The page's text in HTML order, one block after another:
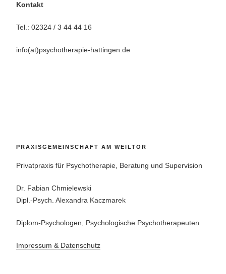
Kontakt
Tel.: 02324 / 3 44 44 16
info(at)psychotherapie-hattingen.de
PRAXISGEMEINSCHAFT AM WEILTOR
Privatpraxis für Psychotherapie, Beratung und Supervision
Dr. Fabian Chmielewski
Dipl.-Psych. Alexandra Kaczmarek
Diplom-Psychologen, Psychologische Psychotherapeuten
Impressum & Datenschutz